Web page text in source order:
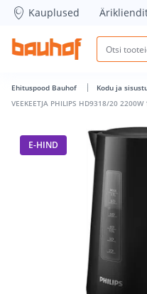
VEEKEETJA PHILIPS
Kauplused
Ehituspood Bauhof Kodu ja
VEEKEETJA PHILIPS HD9318/20 2200W
E-HIND